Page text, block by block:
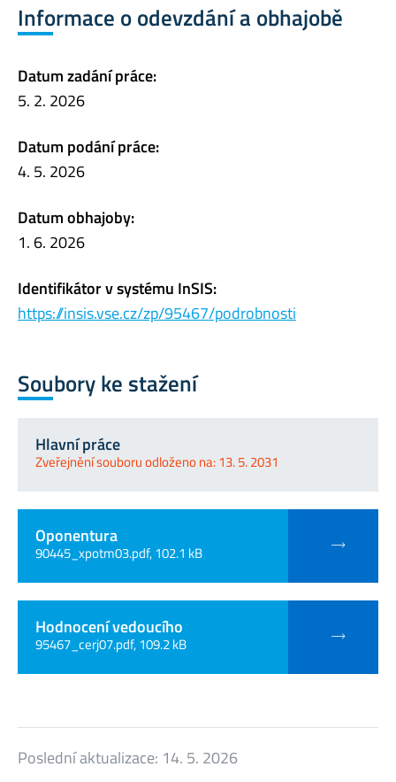
Informace o odevzdání a obhajobě
Datum zadání práce:
5. 2. 2026
Datum podání práce:
4. 5. 2026
Datum obhajoby:
1. 6. 2026
Identifikátor v systému InSIS:
https://insis.vse.cz/zp/95467/podrobnosti
Soubory ke stažení
Hlavní práce
Zveřejnění souboru odloženo na: 13. 5. 2031
Oponentura
90445_xpotm03.pdf, 102.1 kB
Hodnocení vedoucího
95467_cerj07.pdf, 109.2 kB
Poslední aktualizace: 14. 5. 2026